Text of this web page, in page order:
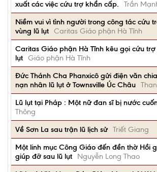
xuất các việc cứu trợ khẩn cấp.
Trần
Niềm vui vì tình người trong công tác cứu
vùng lũ lụt Caritas Giáo phận Hà Tĩnh
Caritas Giáo phận Hà Tĩnh kêu gọi cứu
lụt Giáo phận Hà Tĩnh
Đức Thánh Cha Phanxicô gửi điện văn
nạn nhân lũ lụt ở Townsville Úc Châu
Lũ lụt tại Pháp : Một nữ đan sĩ bị nước
Thông
Về Sơn La sau trận lũ lịch sử Triết Giang
Một linh mục Công Giáo đến đền thờ Hồi
giúp đỡ sau lũ lụt
Nguyễn Long Thao